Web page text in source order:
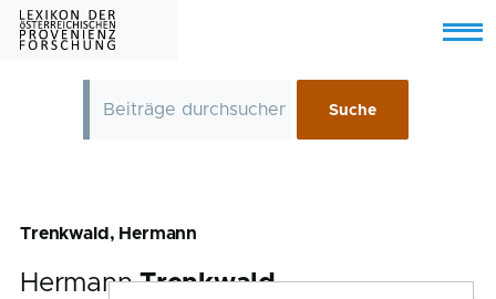
Skip to main content
Menu
Trenkwald, Hermann
HermannTrenkwald